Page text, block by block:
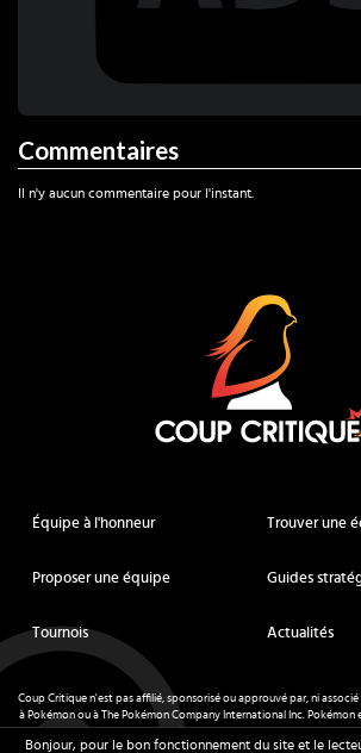
Commentaires
Il n'y aucun commentaire pour l'instant.
Équipe à l'honneur Trouver une
Proposer une équipe Guides
Tournois Actualités
Coup Critique n'est pas affilié, sponsorisé ou approuvé par, ni
à Pokémon ou à The Pokémon Company International Inc.
des marques déposées et des marques déposées. © de
Bonjour, pour le bon fonctionnement du site et le